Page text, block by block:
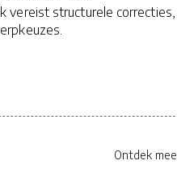
vereist structurele correcties,
Ontdek